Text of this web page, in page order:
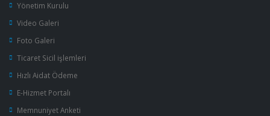
Yönetim Kurulu
Video Galeri
Foto Galeri
Ticaret Sicil işlemleri
Hızlı Aidat Ödeme
E-Hizmet Portalı
Memnuniyet Anketi